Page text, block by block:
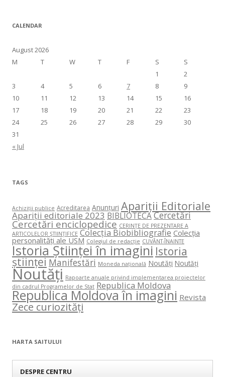
CALENDAR
August 2026
M
T W T F S S
« Jul
1
2
3
4 5 6 7 8
9
10
11 12 13 14 15
16
17
18 19 20 21 22
23
24
25 26 27 28 29
30
31
TAGS
Achiziții publice Acreditarea Anunțuri Apariții Editoriale
Apariții editoriale 2023 BIBLIOTECACercetări
Cercetări enciclopedice CERINŢE DE PREZENTARE A
ARTICOLELOR ŞTIINŢIFICE Colecția Biobibliografie Colecția
personalități ale USM Colegiul de redacție CUVÂNT-ÎNAINTE
Istoria Științei în imagini Istoria
științei Manifestări Moneda națională Noutăți Noutăți
Noutăți Rapoarte anuale privind implementarea proiectelor
din cadrul Programelor de Stat Republica Moldova
Republica Moldova în imagini Revista
Zece curiozități
HARTA SAITULUI
DESPRE CENTRU